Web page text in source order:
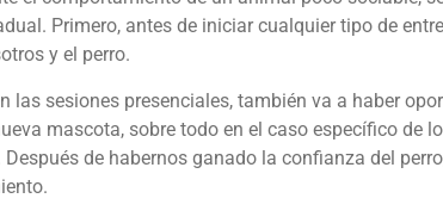
Primero, antes de iniciar cualquier tipo de
y el perro.
las sesiones presenciales, también va a haber
mascota, sobre todo en el caso específico de
de habernos ganado la confianza del